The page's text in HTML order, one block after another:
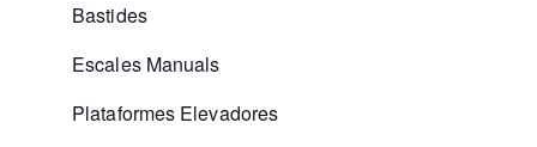
Bastides
Escales Manuals
Plataformes Elevadores